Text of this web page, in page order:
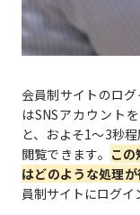
会員制サイトのロ
はSNSアカウント
と、およそ1〜3秒
閲覧できます。 こ
はどのような処理が
員制サイトにログイ